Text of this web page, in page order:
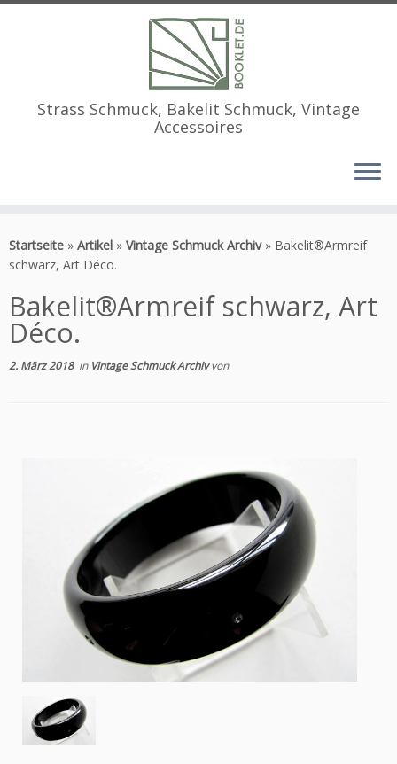
Inhalt
springen
Strass Schmuck, Bakelit Schmuck, Vintage
Accessoires
Startseite » Artikel » Vintage Schmuck Archiv » Bakelit®Armreif
schwarz, Art Déco.
Bakelit®Armreif schwarz, Art
Déco.
2. März 2018in Vintage Schmuck Archivvon